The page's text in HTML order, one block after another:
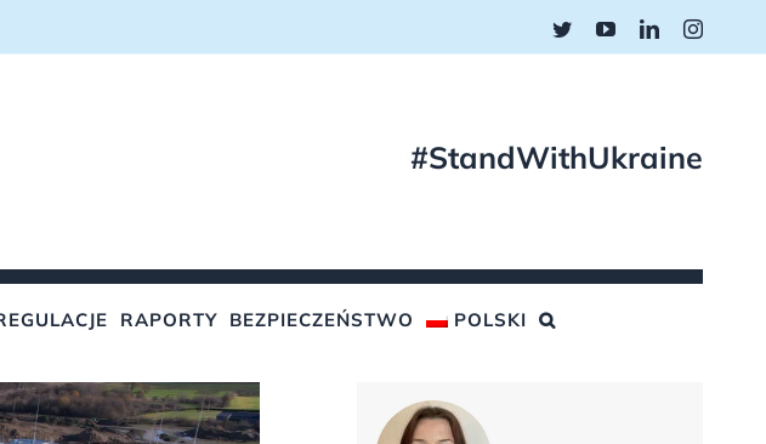
TwitterYouTubeLinkedIn
#StandWithUkraine
RAPORTY BEZPIECZEŃSTWO POLSKI